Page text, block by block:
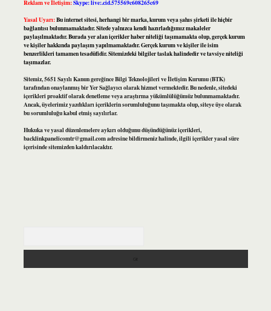
Reklam ve İletişim:Skype: live:.cid.575569c608265c69
Yasal Uyarı:Bu internet sitesi, herhangi bir marka, kurum veya şahıs şirketi ile hiçbir
bağlantısı bulunmamaktadır. Sitede yalnızca kendi hazırladığımız makaleler
paylaşılmaktadır. Burada yer alan içerikler haber niteliği taşımamakta olup, gerçek kurum
ve kişiler hakkında paylaşım yapılmamaktadır. Gerçek kurum ve kişiler ile isim
benzerlikleri tamamen tesadüfidir. Sitemizdeki bilgiler taslak halindedir ve tavsiye niteliği
taşımazlar.
Sitemiz, 5651 Sayılı Kanun gereğince Bilgi Teknolojileri ve İletişim Kurumu (BTK)
tarafından onaylanmış bir Yer Sağlayıcı olarak hizmet vermektedir. Bu nedenle, sitedeki
içerikleri proaktif olarak denetleme veya araştırma yükümlülüğümüz bulunmamaktadır.
Ancak, üyelerimiz yazdıkları içeriklerin sorumluluğunu taşımakta olup, siteye üye olarak
bu sorumluluğu kabul etmiş sayılırlar.
Hukuka ve yasal düzenlemelere aykırı olduğunu düşündüğünüz içerikleri,
backlinkpanelicomtr@gmail.comadresine bildirmeniz halinde, ilgili içerikler yasal süre
içerisinde sitemizden kaldırılacaktır.